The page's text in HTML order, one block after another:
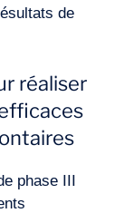
de
réaliser
phase III